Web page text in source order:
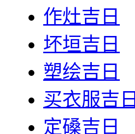
作灶吉日
坏垣吉日
塑绘吉日
买衣服吉日
定磉吉日